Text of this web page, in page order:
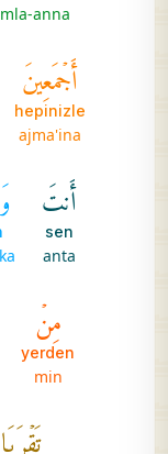
anna
أَجۡمَعِينَ
hepinizle
ajma'ina
أَنتَ
sen
anta
مِنۡ
yerden
min
تَقۡرَبَا